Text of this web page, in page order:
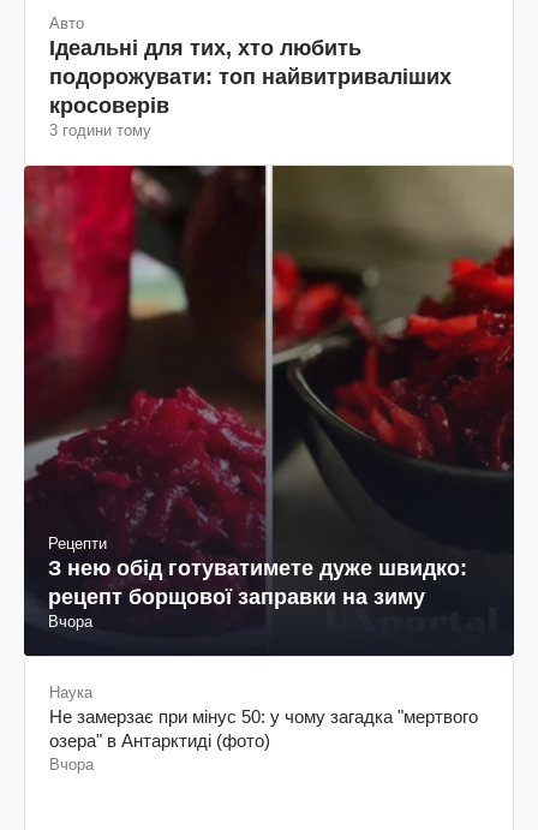
Авто
Ідеальні для тих, хто любить
подорожувати: топ найвитриваліших
кросоверів
3 години тому
Рецепти
З нею обід готуватимете дуже швидко:
рецепт борщової заправки на зиму
Вчора
Наука
Не замерзає при мінус 50: у чому загадка "мертвого
озера" в Антарктиді (фото)
Вчора